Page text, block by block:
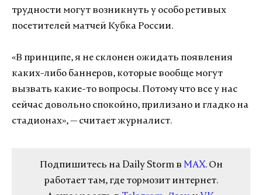
трудности могут возникнуть у особо ретивых
посетителей матчей Кубка России.
«В принципе, я не склонен ожидать появления
каких-либо баннеров, которые вообще могут
вызвать какие-то вопросы. Потому что все у нас
сейчас довольно спокойно, прилизано и гладко на
стадионах», — считает журналист.
Подпишитесь на Daily Storm в MAX. Он
работает там, где тормозит интернет.